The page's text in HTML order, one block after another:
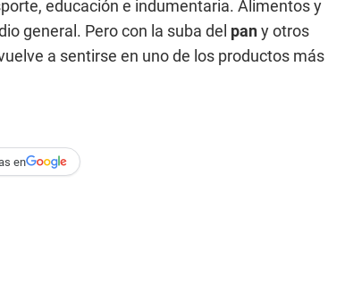
educación e indumentaria. Alimentos y
general. Pero con la suba del pany otros
a sentirse en uno de los productos más
en